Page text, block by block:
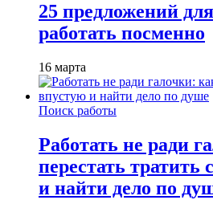
25 предложений
работать посменно
16 марта
Поиск работы
Работать не ради
перестать тратить
и найти дело по